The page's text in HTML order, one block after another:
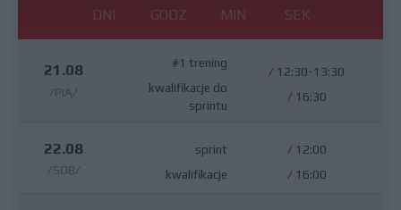
DNI GODZ MIN SEK
21.08
/PIĄ/
#1 trening
kwalifikacje do
sprintu
/ 12:30-13:30
/ 16:30
22.08
/SOB/
sprint
kwalifikacje
/ 12:00
/ 16:00